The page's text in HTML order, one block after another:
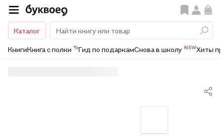
Каталог
КнигиКнига с полки %Гид по подаркамСнова в школу NEWХиты